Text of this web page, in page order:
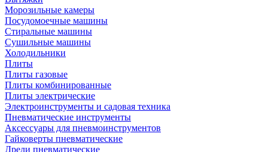
Морозильные камеры
Посудомоечные машины
Стиральные машины
Сушильные машины
Холодильники
Плиты
Плиты газовые
Плиты комбинированные
Плиты электрические
Электроинструменты и садовая техника
Пневматические инструменты
Аксессуары для пневмоинструментов
Гайковерты пневматические
Дрели пневматические